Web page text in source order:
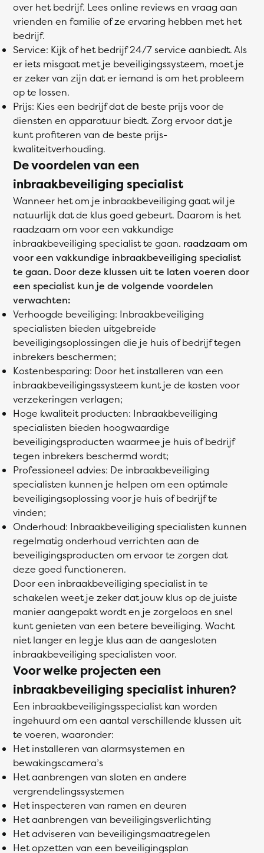
over het bedrijf. Lees online reviews en vraag aan
vrienden en familie of ze ervaring hebben met het
bedrijf.
Service: Kijk of het bedrijf 24/7 service aanbiedt. Als
er iets misgaat met je beveiligingssysteem, moet je
er zeker van zijn dat er iemand is om het probleem
op te lossen.
Prijs: Kies een bedrijf dat de beste prijs voor de
diensten en apparatuur biedt. Zorg ervoor dat je
kunt profiteren van de beste prijs-
kwaliteitverhouding.
De voordelen van een
inbraakbeveiliging specialist
Wanneer het om je inbraakbeveiliging gaat wil je
natuurlijk dat de klus goed gebeurt. Daarom is het
raadzaam om voor een vakkundige
inbraakbeveiliging specialist te gaan. raadzaam om
voor een vakkundige inbraakbeveiliging specialist
te gaan. Door deze klussen uit te laten voeren door
een specialist kun je de volgende voordelen
verwachten:
Verhoogde beveiliging: Inbraakbeveiliging
specialisten bieden uitgebreide
beveiligingsoplossingen die je huis of bedrijf tegen
inbrekers beschermen;
Kostenbesparing: Door het installeren van een
inbraakbeveiligingssysteem kunt je de kosten voor
verzekeringen verlagen;
Hoge kwaliteit producten: Inbraakbeveiliging
specialisten bieden hoogwaardige
beveiligingsproducten waarmee je huis of bedrijf
tegen inbrekers beschermd wordt;
Professioneel advies: De inbraakbeveiliging
specialisten kunnen je helpen om een optimale
beveiligingsoplossing voor je huis of bedrijf te
vinden;
Onderhoud: Inbraakbeveiliging specialisten kunnen
regelmatig onderhoud verrichten aan de
beveiligingsproducten om ervoor te zorgen dat
deze goed functioneren.
Door een inbraakbeveiliging specialist in te
schakelen weet je zeker dat jouw klus op de juiste
manier aangepakt wordt en je zorgeloos en snel
kunt genieten van een betere beveiliging. Wacht
niet langer en leg je klus aan de aangesloten
inbraakbeveiliging specialisten voor.
Voor welke projecten een
inbraakbeveiliging specialist inhuren?
Een inbraakbeveiligingsspecialist kan worden
ingehuurd om een aantal verschillende klussen uit
te voeren, waaronder:
Het installeren van alarmsystemen en
bewakingscamera’s
Het aanbrengen van sloten en andere
vergrendelingssystemen
Het inspecteren van ramen en deuren
Het aanbrengen van beveiligingsverlichting
Het adviseren van beveiligingsmaatregelen
Het opzetten van een beveiligingsplan